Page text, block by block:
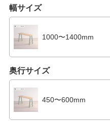
幅サイズ
1000〜1400mm
奥行サイズ
450〜600mm